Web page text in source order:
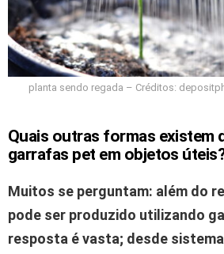
planta sendo regada – Créditos:
Quais outras formas existem
garrafas pet em objetos
Muitos se perguntam: além do
pode ser produzido utilizando
resposta é vasta; desde